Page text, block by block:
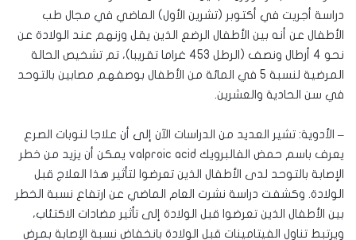
دراسة أجريت في أكتوبر (تشرين الأول) الماضي في مجال طب
الأطفال عن أنه بين الأطفال الرضع الذين يقل وزنهم عند الولادة عن
نحو 4 أرطال ونصف (الرطل 453 غراما تقريبا)، تم تشخيص الحالة
المرضية لنسبة 5 في المائة من الأطفال بوصفهم مصابين بالتوحد
في سن الحادية والعشرين.
– الأدوية: تشير العديد من الدراسات الآن إلى أن علاجا لنوبات الصرع
يعرف باسم حمض الفالبرويك valproic acid يمكن أن يزيد من خطر
الإصابة بالتوحد لدى الأطفال الذين تعرضوا لتأثير هذا العلاج قبل
الولادة. وكشفت دراسة نشرت العام الماضي عن ارتفاع نسبة الخطر
بين الأطفال الذين تعرضوا قبل الولادة إلى تأثير مضادات الاكتئاب،
ويرتبط تناول الفيتامينات قبل الولادة بانخفاض نسبة الإصابة بمرض